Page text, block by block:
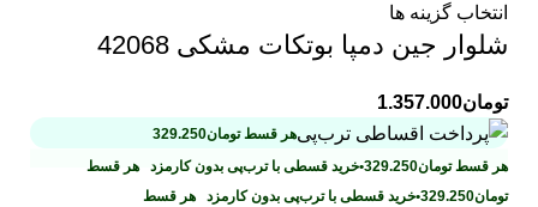
انتخاب گزینه ها
شلوار جین دمپا بوتکات مشکی 42068
تومان1.357.000
هر قسطتومان329.250
هر قسطتومان329.250
•خرید قسطی با ترب‌پی بدون کارمزد هر قسط
تومان329.250
•خرید قسطی با ترب‌پی بدون کارمزد هر قسط